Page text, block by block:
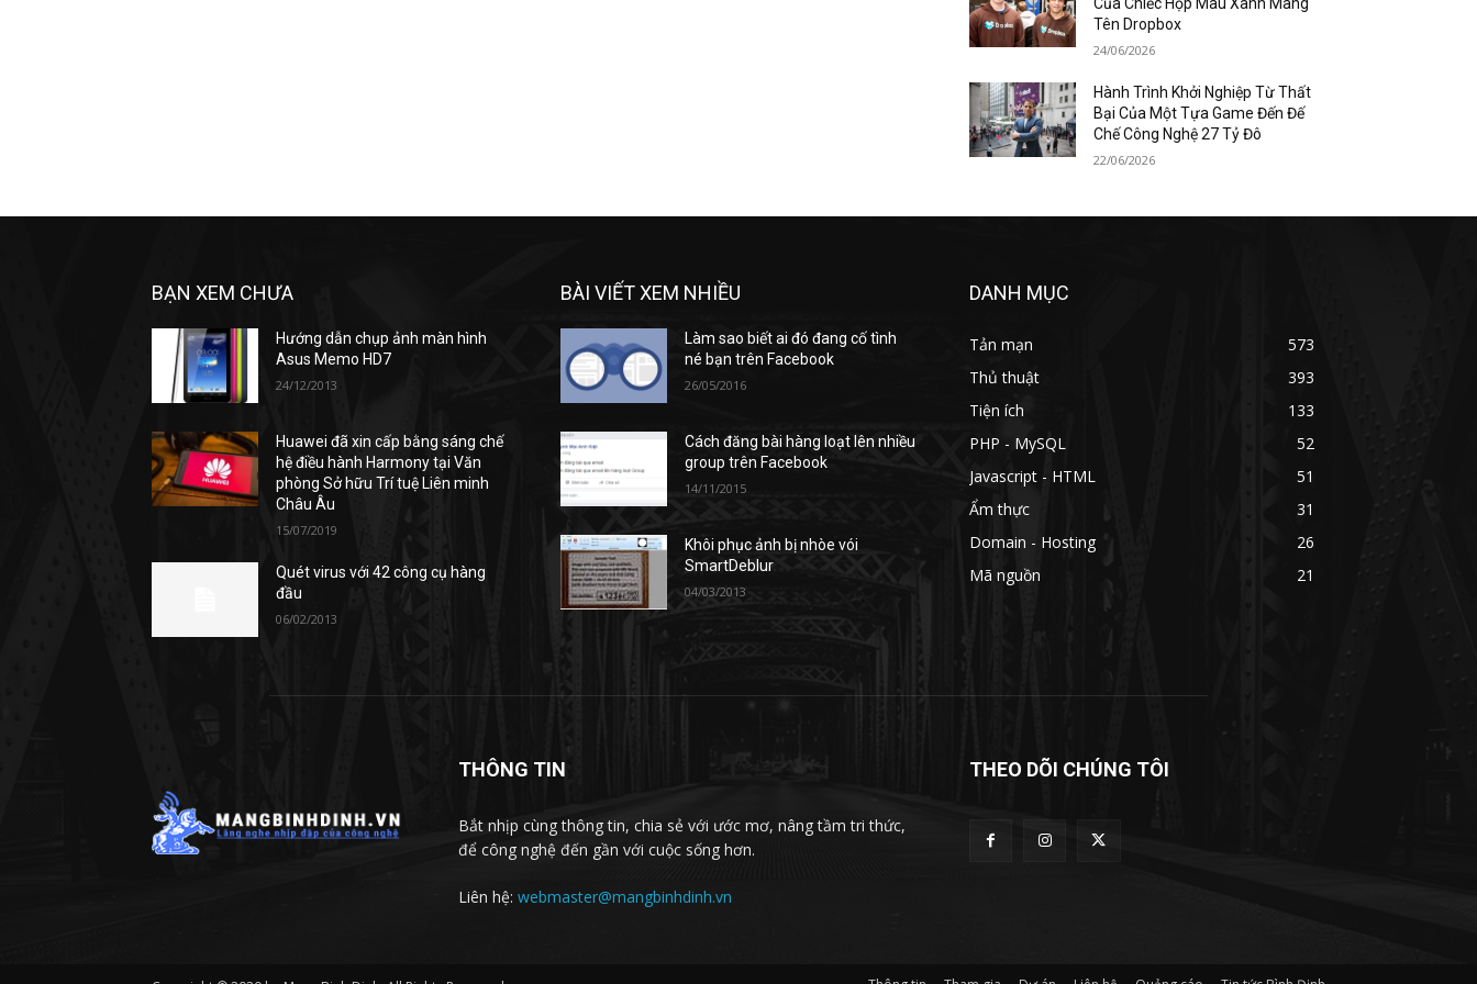
Tên Dropbox
24/06/2026
Hành Trình Khởi Nghiệp Từ Thất
Bại Của Một Tựa Game Đến Đế
Chế Công Nghệ 27 Tỷ Đô
22/06/2026
BẠN XEM CHƯA
Hướng dẫn chụp ảnh màn hình
Asus Memo HD7
24/12/2013
Huawei đã xin cấp bằng sáng chế
hệ điều hành Harmony tại Văn
phòng Sở hữu Trí tuệ Liên minh
Châu Âu
15/07/2019
Quét virus với 42 công cụ hàng
đầu
06/02/2013
BÀI VIẾT XEM NHIỀU
Làm sao biết ai đó đang cố tình
né bạn trên Facebook
26/05/2016
Cách đăng bài hàng loạt lên nhiều
group trên Facebook
14/11/2015
Khôi phục ảnh bị nhòe vói
SmartDeblur
04/03/2013
DANH MỤC
Tản mạn
573
Thủ thuật
393
Tiện ích
133
PHP - MySQL
52
Javascript - HTML
51
Ẩm thực
31
Domain - Hosting
26
Mã nguồn
21
THÔNG TIN
Bắt nhịp cùng thông tin, chia sẻ với ước mơ, nâng tầm tri thức,
để công nghệ đến gần với cuộc sống hơn.
Liên hệ: webmaster@mangbinhdinh.vn
THEO DÕI CHÚNG TÔI